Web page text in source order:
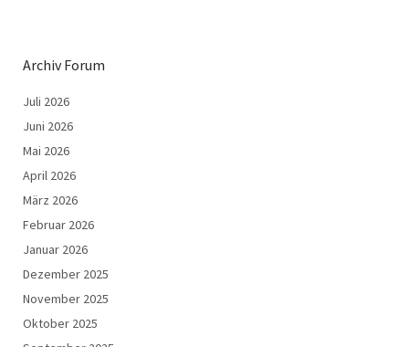
Archiv Forum
Juli 2026
Juni 2026
Mai 2026
April 2026
März 2026
Februar 2026
Januar 2026
Dezember 2025
November 2025
Oktober 2025